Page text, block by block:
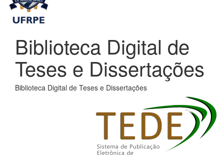
Biblioteca Digital de
Teses e Dissertações
Biblioteca Digital de Teses e Dissertações